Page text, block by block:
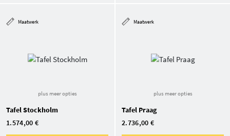
Maatwerk
plus meer opties
Tafel Stockholm
1.574,00 €
Maatwerk
plus meer opties
Tafel Praag
2.736,00 €